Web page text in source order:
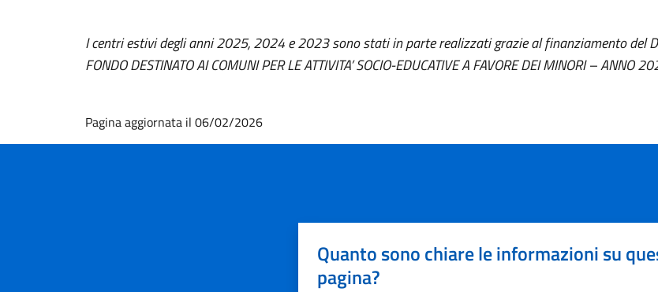
I centri estivi degli anni 2025, 2024 e 2023 sono stati in parte realizzati grazie al finanziamento del
FONDO DESTINATO AI COMUNI PER LE ATTIVITA’ SOCIO-EDUCATIVE A FAVORE DEI MINORI –
Pagina aggiornata il 06/02/2026
Quanto sono chiare le informazioni su
pagina?